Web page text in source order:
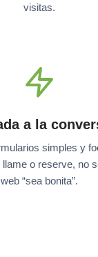
visitas.
a la
simples y
o reserve, no
web “sea bonita”.